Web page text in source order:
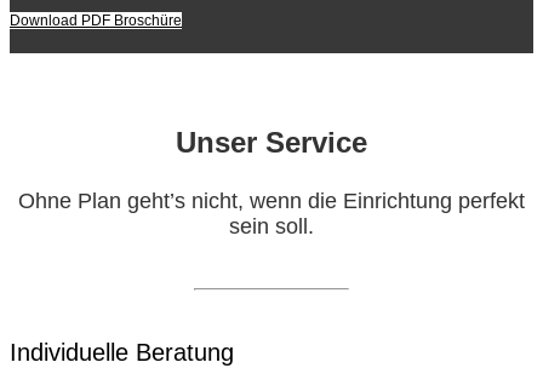
Download PDF Broschüre
Unser Service
Ohne Plan geht’s nicht, wenn die Einrichtung perfekt
sein soll.
Individuelle Beratung